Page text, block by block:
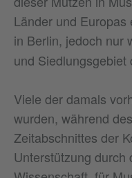
Länder und
in Berlin, jedoch nur
und Siedlungsgebiet
Viele der damals
wurden, während
Zeitabschnittes der
Unterstützung durch